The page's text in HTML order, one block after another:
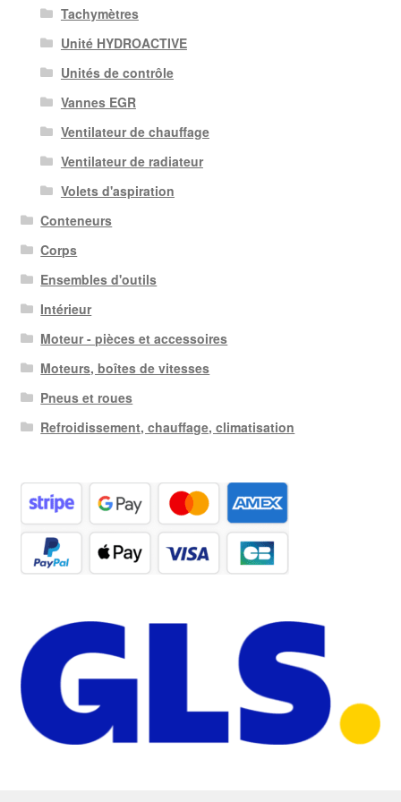
Tachymètres
Unité HYDROACTIVE
Unités de contrôle
Vannes EGR
Ventilateur de chauffage
Ventilateur de radiateur
Volets d'aspiration
Conteneurs
Corps
Ensembles d'outils
Intérieur
Moteur - pièces et accessoires
Moteurs, boîtes de vitesses
Pneus et roues
Refroidissement, chauffage, climatisation